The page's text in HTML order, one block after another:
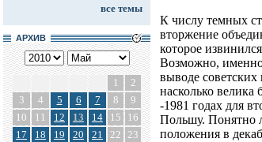
все темы
АРХИВ
1
2
3
4 5 6 7 8
9
10
11 12 13 14 15
16
17
18 19 20 21 22 23
К числу темных
вторжение
которое
Возможно, именно
выводе
насколько велика
-1981 годах для
Польшу. Понятно
положения в